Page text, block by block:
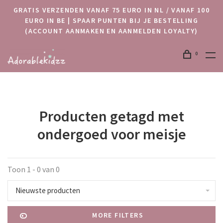
GRATIS VERZENDEN VANAF 75 EURO IN NL / VANAF 100
EURO IN BE | SPAAR PUNTEN BIJ JE BESTELLING
(ACCOUNT AANMAKEN EN AANMELDEN LOYALTY)
0
Producten getagd met
ondergoed voor meisje
Toon 1 - 0 van 0
Nieuwste producten
MORE FILTERS